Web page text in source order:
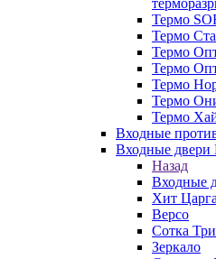
Термо
Термо
Термо
Термо
Термо
Термо
Термо
Входные
Входные двери
Назад
Входные
Хит
Версо
Сотка
Зеркало